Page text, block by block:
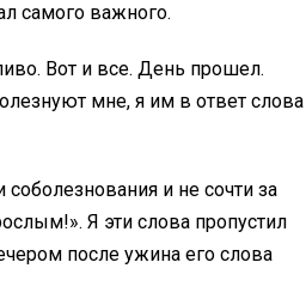
самого важного.
Вот и все. День прошел.
мне, я им в ответ слова
и не сочти за
Я эти слова пропустил
после ужина его слова